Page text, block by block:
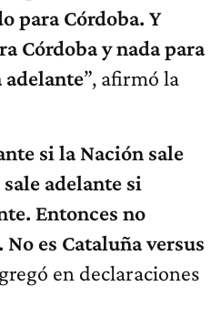
para Córdoba. Y
Córdoba y nada para
adelante”, afirmó la
si la Nación sale
adelante si
Entonces no
es Cataluña versus
en declaraciones